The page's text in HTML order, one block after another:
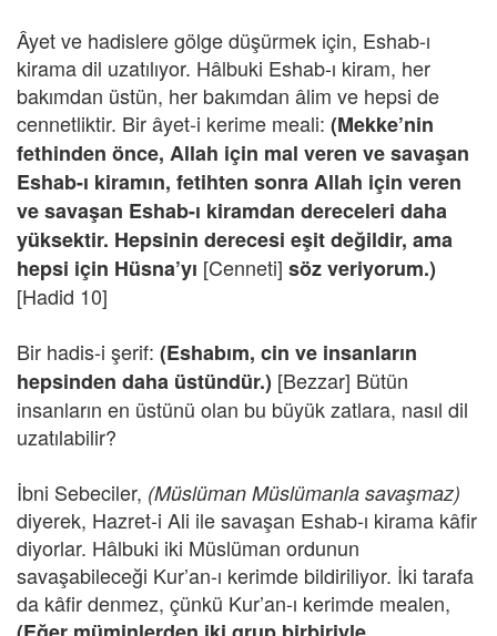
Âyet ve hadislere gölge düşürmek için, Eshab-ı
kirama dil uzatılıyor. Hâlbuki Eshab-ı kiram, her
bakımdan üstün, her bakımdan âlim ve hepsi de
cennetliktir. Bir âyet-i kerime meali: (Mekke’nin
fethinden önce, Allah için mal veren ve savaşan
Eshab-ı kiramın, fetihten sonra Allah için veren
ve savaşan Eshab-ı kiramdan dereceleri daha
yüksektir. Hepsinin derecesi eşit değildir, ama
hepsi için Hüsna’yı [Cenneti] söz veriyorum.)
[Hadid 10]
Bir hadis-i şerif: (Eshabım, cin ve insanların
hepsinden daha üstündür.) [Bezzar] Bütün
insanların en üstünü olan bu büyük zatlara, nasıl dil
uzatılabilir?
İbni Sebeciler, (Müslüman Müslümanla savaşmaz)
diyerek, Hazret-i Ali ile savaşan Eshab-ı kirama kâfir
diyorlar. Hâlbuki iki Müslüman ordunun
savaşabileceği Kur’an-ı kerimde bildiriliyor. İki tarafa
da kâfir denmez, çünkü Kur’an-ı kerimde mealen,